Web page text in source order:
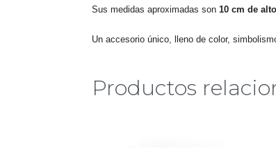
Sus medidas aproximadas son 10 cm de
Un accesorio único, lleno de color,
Productos